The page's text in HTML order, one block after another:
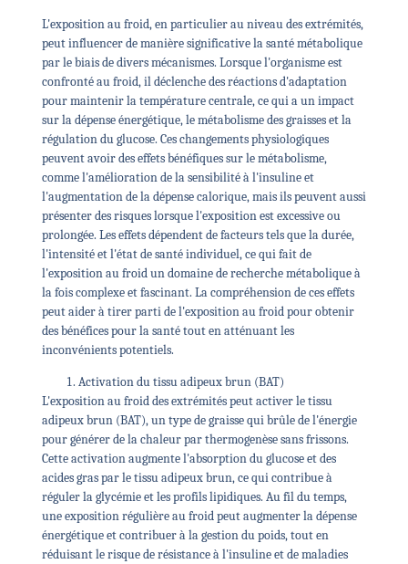
L'exposition au froid, en particulier au niveau des extrémités,
peut influencer de manière significative la santé métabolique
par le biais de divers mécanismes. Lorsque l'organisme est
confronté au froid, il déclenche des réactions d'adaptation
pour maintenir la température centrale, ce qui a un impact
sur la dépense énergétique, le métabolisme des graisses et la
régulation du glucose. Ces changements physiologiques
peuvent avoir des effets bénéfiques sur le métabolisme,
comme l'amélioration de la sensibilité à l'insuline et
l'augmentation de la dépense calorique, mais ils peuvent aussi
présenter des risques lorsque l'exposition est excessive ou
prolongée. Les effets dépendent de facteurs tels que la durée,
l'intensité et l'état de santé individuel, ce qui fait de
l'exposition au froid un domaine de recherche métabolique à
la fois complexe et fascinant. La compréhension de ces effets
peut aider à tirer parti de l'exposition au froid pour obtenir
des bénéfices pour la santé tout en atténuant les
inconvénients potentiels.
Activation du tissu adipeux brun (BAT)
L'exposition au froid des extrémités peut activer le tissu
adipeux brun (BAT), un type de graisse qui brûle de l'énergie
pour générer de la chaleur par thermogenèse sans frissons.
Cette activation augmente l'absorption du glucose et des
acides gras par le tissu adipeux brun, ce qui contribue à
réguler la glycémie et les profils lipidiques. Au fil du temps,
une exposition régulière au froid peut augmenter la dépense
énergétique et contribuer à la gestion du poids, tout en
réduisant le risque de résistance à l'insuline et de maladies